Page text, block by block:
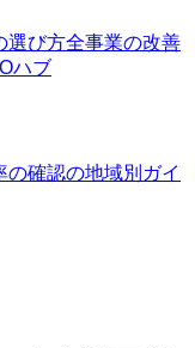
選び方全事業の改善
ハブ
の確認の地域別ガイ